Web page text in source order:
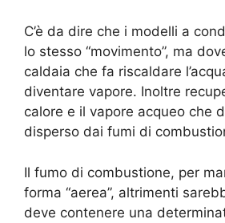
C’è da dire che i modelli a
lo stesso “movimento”, ma
caldaia che fa riscaldare
diventare vapore. Inoltre
calore e il vapore acqueo che
disperso dai fumi di
Il fumo di combustione, per
forma “aerea”, altrimenti
deve contenere una